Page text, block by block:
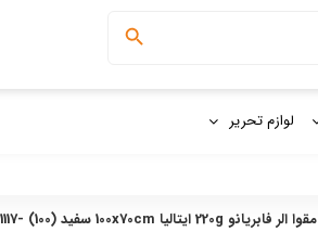
لوازم تحریر
مقوا الر فابریانو 220g ایتالیا 100x70cm سفید (100) -1117